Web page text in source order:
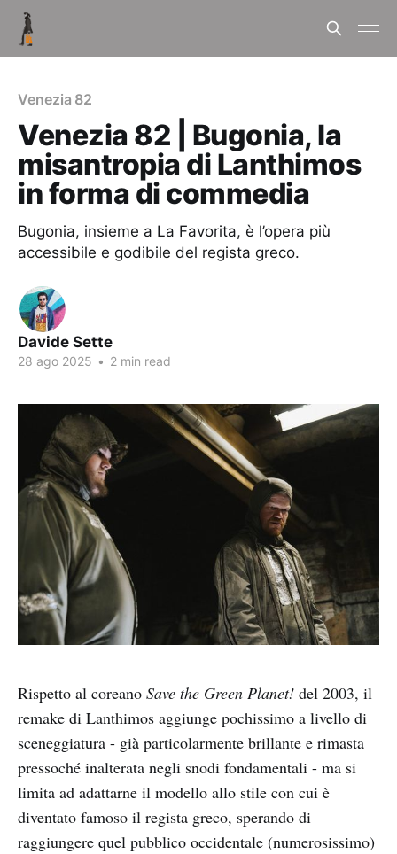
Venezia 82
Venezia 82 | Bugonia, la
misantropia di Lanthimos
in forma di commedia
Bugonia, insieme a La Favorita, è l’opera più
accessibile e godibile del regista greco.
Davide Sette
28 ago 2025 • 2 min read
Rispetto al coreano Save the Green Planet! del 2003, il
remake di Lanthimos aggiunge pochissimo a livello di
sceneggiatura - già particolarmente brillante e rimasta
pressoché inalterata negli snodi fondamentali - ma si
limita ad adattarne il modello allo stile con cui è
diventato famoso il regista greco, sperando di
raggiungere quel pubblico occidentale (numerosissimo)